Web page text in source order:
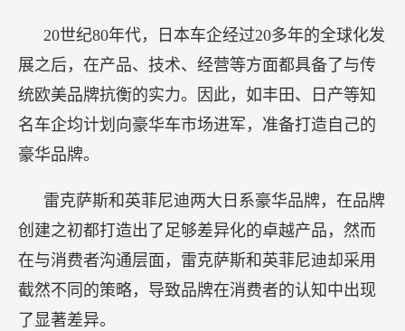
20世纪80年代，日本车企经过20多年的全球化发
展之后，在产品、技术、经营等方面都具备了与传
统欧美品牌抗衡的实力。因此，如丰田、日产等知
名车企均计划向豪华车市场进军，准备打造自己的
豪华品牌。
雷克萨斯和英菲尼迪两大日系豪华品牌，在品牌
创建之初都打造出了足够差异化的卓越产品，然而
在与消费者沟通层面，雷克萨斯和英菲尼迪却采用
截然不同的策略，导致品牌在消费者的认知中出现
了显著差异。